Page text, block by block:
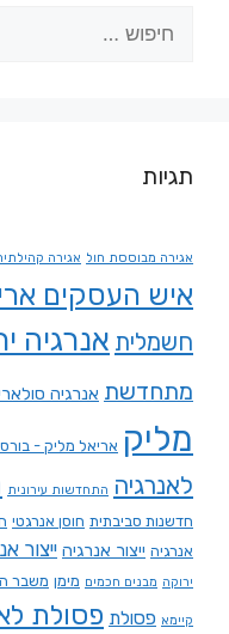
תגיות
אגירה מבוססת חול אגירה
איש העסקים
חשמלית אנרגיה
מתחדשת אנרגיה
מליק אריאל מליק -
לאנרגיה התחדשות עירונית
חדשנות סביבתית חוסן אנרגטי
אנרגיה ייצור אנרגיה ייצור
ירוקה מבנים חכמים מימן משבר
קיימא פסולת פסולת